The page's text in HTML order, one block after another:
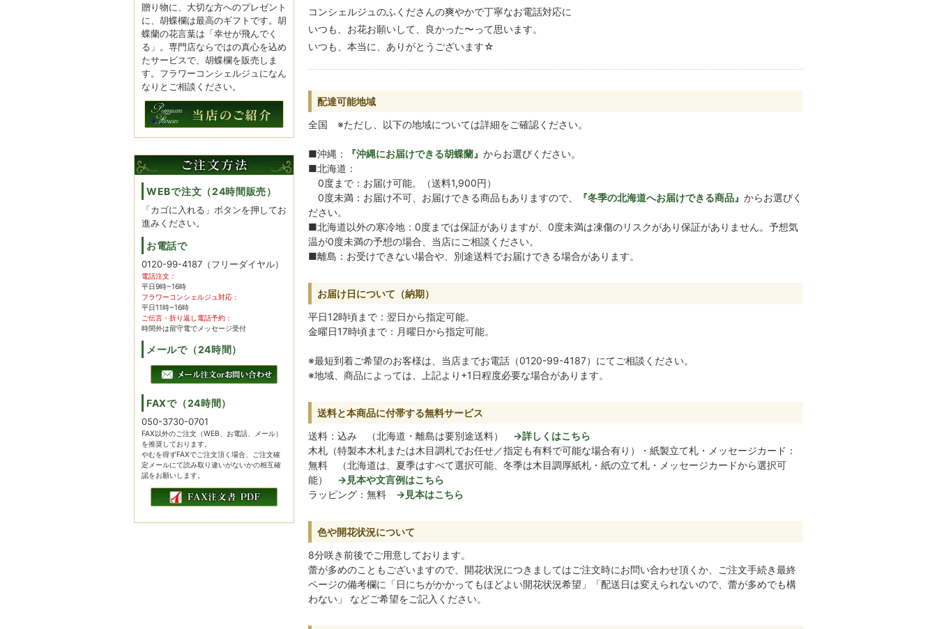
コンシェルジュのふくださんの爽やかで丁寧なお電話対応に
いつも、お花お願いして、良かった〜って思います。
いつも、本当に、ありがとうございます☆
配達可能地域
全国 ※ただし、以下の地域については詳細をご確認ください。
■沖縄： 『沖縄にお届けできる胡蝶蘭』 からお選びください。
■北海道：
0度まで：お届け可能。（送料1,900円）
0度未満：お届け不可、お届けできる商品もありますので、
『冬季の北海道へお届けできる商品』 からお選びく
ださい。
■北海道以外の寒冷地：0度までは保証がありますが、0度未満は凍傷のリスクがあり保証がありません。予想気
温が0度未満の予想の場合、当店にご相談ください。
■離島：お受けできない場合や、別途送料でお届けできる場合があります。
お届け日について（納期）
平日12時頃まで：翌日から指定可能。
金曜日17時頃まで：月曜日から指定可能。
※最短到着ご希望のお客様は、当店までお電話（0120-99-4187）にてご相談ください。
※地域、商品によっては、上記より+1日程度必要な場合があります。
送料と本商品に付帯する無料サービス
送料：込み （北海道・離島は要別途送料） →詳しくはこちら
木札（特製本木札または木目調札でお任せ／指定も有料で可能な場合有り）・紙製立て札・メッセージカード：
無料 （北海道は、夏季はすべて選択可能、冬季は木目調厚紙札・紙の立て札・メッセージカードから選択可
能） →見本や文言例はこちら
ラッピング：無料 →見本はこちら
色や開花状況について
8分咲き前後でご用意しております。
蕾が多めのこともございますので、開花状況につきましてはご注文時にお問い合わせ頂くか、ご注文手続き最終
ページの備考欄に「日にちがかかってもほどよい開花状況希望」「配送日は変えられないので、蕾が多めでも構
わない」 などご希望をご記入ください。
贈り物に、大切な方へのプレゼント
に、胡蝶欄は最高のギフトです。胡
蝶蘭の花言葉は「幸せが飛んでく
る」。専門店ならではの真心を込め
たサービスで、胡蝶欄を販売しま
す。フラワーコンシェルジュになん
なりとご相談ください。
WEBで注文（24時間販売）
「カゴに入れる」ボタンを押してお
進みください。
お電話で
0120-99-4187 （フリーダイヤル）
電話注文：
平日9時~16時
フラワーコンシェルジュ対応：
平日11時~16時
ご伝言・折り返し電話予約：
時間外は留守電でメッセージ受付
メールで（24時間）
FAXで（24時間）
050-3730-0701
FAX以外のご注文（WEB、お電話、メール）
を推奨しております。
やむを得ずFAXでご注文頂く場合、ご注文確
定メールにて読み取り違いがないかの相互確
認をお願いします。